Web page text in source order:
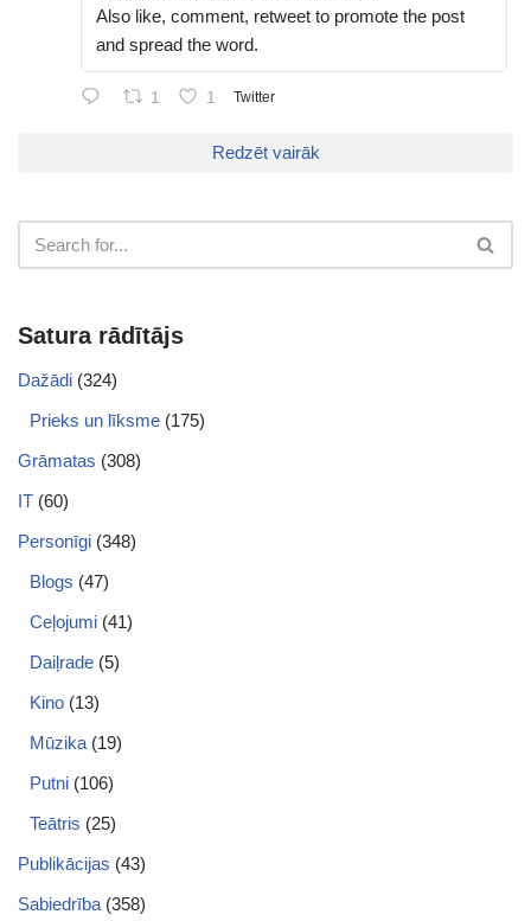
Also like, comment, retweet to promote the post
and spread the word.
1 1 Twitter
Redzēt vairāk
Satura rādītājs
Dažādi (324)
Prieks un līksme (175)
Grāmatas (308)
IT (60)
Personīgi (348)
Blogs (47)
Ceļojumi (41)
Daiļrade (5)
Kino (13)
Mūzika (19)
Putni (106)
Teātris (25)
Publikācijas (43)
Sabiedrība (358)